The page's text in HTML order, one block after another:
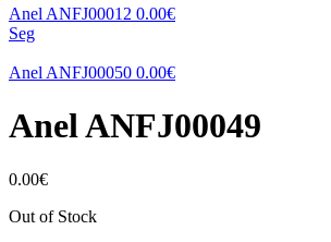
Anel ANFJ00012 0.00€
Seg
Anel ANFJ00050 0.00€
Anel ANFJ00049
0.00€
Out of Stock